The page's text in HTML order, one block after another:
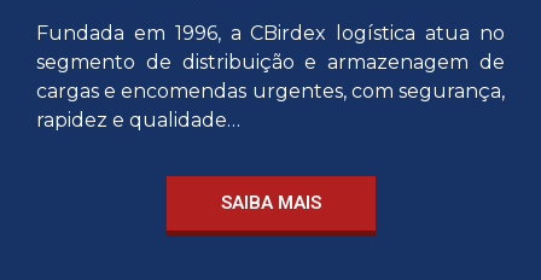
Fundada em 1996, a CBirdex logística atua no
segmento de distribuição e armazenagem de
cargas e encomendas urgentes, com segurança,
rapidez e qualidade…
SAIBA MAIS